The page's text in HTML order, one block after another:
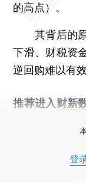
的高点）。
其背后的原
下滑、财税资
逆回购难以有
推荐进入 财新
登